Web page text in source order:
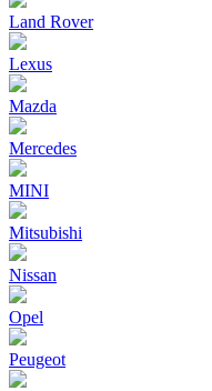
Land Rover
Lexus
Mazda
Mercedes
MINI
Mitsubishi
Nissan
Opel
Peugeot